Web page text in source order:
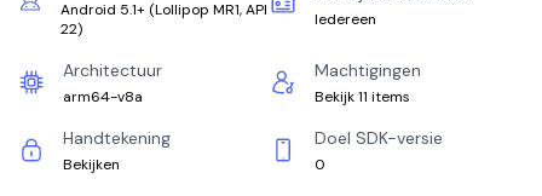
Android 5.1+ (Lollipop MR1, API
22) Iedereen
Architectuur
arm64-v8a
Machtigingen
Bekijk 11 items
Handtekening
Bekijken
Doel SDK-versie
0